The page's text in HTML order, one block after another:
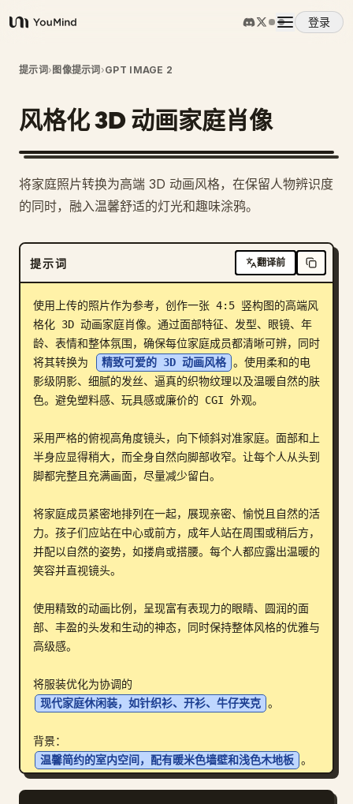
YouMind
登录
概览
使用案例
定价
下载
博客
提示词› 图像提示词 ›GPT IMAGE 2
风格化 3D 动画家庭肖像
将家庭照片转换为高端 3D 动画风格，在保留人物辨识度
的同时，融入温馨舒适的灯光和趣味涂鸦。
提示词 翻译前
使用上传的照片作为参考，创作一张 4:5 竖构图的高端风
格化 3D 动画家庭肖像。通过面部特征、发型、眼镜、年
龄、表情和整体氛围，确保每位家庭成员都清晰可辨，同时
将其转换为
精致可爱的 3D 动画风格 。使用柔和的电
影级阴影、细腻的发丝、逼真的织物纹理以及温暖自然的肤
色。避免塑料感、玩具感或廉价的 CGI 外观。
采用严格的俯视高角度镜头，向下倾斜对准家庭。面部和上
半身应显得稍大，而全身自然向脚部收窄。让每个人从头到
脚都完整且充满画面，尽量减少留白。
将家庭成员紧密地排列在一起，展现亲密、愉悦且自然的活
力。孩子们应站在中心或前方，成年人站在周围或稍后方，
并配以自然的姿势，如搂肩或搭腰。每个人都应露出温暖的
笑容并直视镜头。
使用精致的动画比例，呈现富有表现力的眼睛、圆润的面
部、丰盈的头发和生动的神态，同时保持整体风格的优雅与
高级感。
将服装优化为协调的
现代家庭休闲装，如针织衫、开衫、牛仔夹克 。
背景：
温馨简约的室内空间，配有暖米色墙壁和浅色木地板 。
在家庭成员周围添加趣味十足的手绘涂鸦，使用深棕色线条